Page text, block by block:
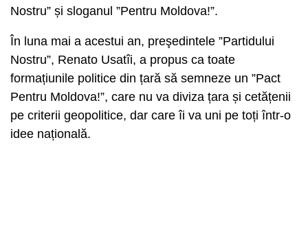
Nostru” și sloganul ”Pentru Moldova!”.
În luna mai a acestui an, preşedintele ”Partidului
Nostru”, Renato Usatîi, a propus ca toate
formațiunile politice din țară să semneze un ”Pact
Pentru Moldova!”, care nu va diviza țara și cetățenii
pe criterii geopolitice, dar care îi va uni pe toți într-o
idee națională.